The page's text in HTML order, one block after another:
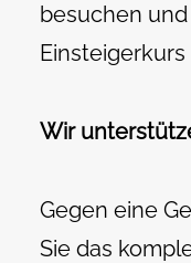
besuchen
Wir
Gegen eine
Sie das